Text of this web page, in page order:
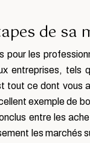
de sa
les
entreprises, tels
tout ce dont
exemple de
entre les
les marchés